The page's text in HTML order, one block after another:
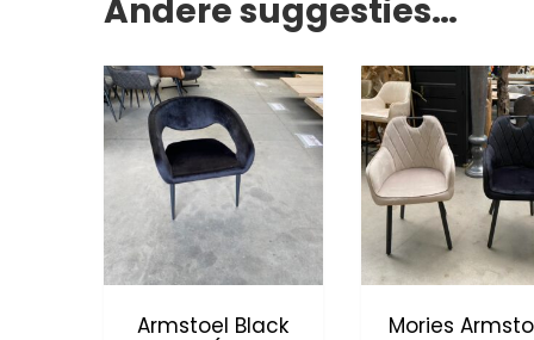
Andere suggesties…
Armstoel Black
Mories